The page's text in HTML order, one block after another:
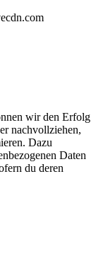
wir den Erfolg
nachvollziehen,
Dazu
Daten
du deren